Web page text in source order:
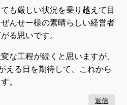
も厳しい状況を乗り越えて目
んせー様の素晴らしい経営者
る思いです。
な工程が続くと思いますが、
える日を期待して、これから
。
返信